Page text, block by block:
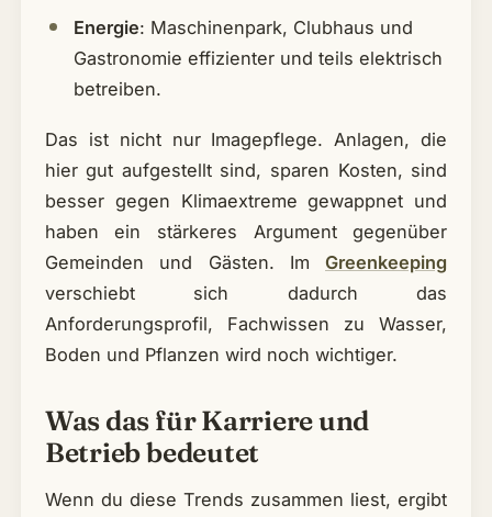
Energie: Maschinenpark, Clubhaus und
Gastronomie effizienter und teils elektrisch
betreiben.
Das ist nicht nur Imagepflege. Anlagen, die
hier gut aufgestellt sind, sparen Kosten, sind
besser gegen Klimaextreme gewappnet und
haben ein stärkeres Argument gegenüber
Gemeinden und Gästen. ImGreenkeeping
verschiebt sich dadurch das
Anforderungsprofil, Fachwissen zu Wasser,
Boden und Pflanzen wird noch wichtiger.
Was das für Karriere und
Betrieb bedeutet
Wenn du diese Trends zusammen liest, ergibt